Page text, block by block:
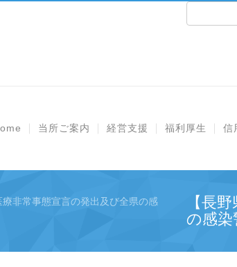
当所ご案内 経営支援 福利厚生 信
療非常事態宣言の発出及び全県の感
【長
の感